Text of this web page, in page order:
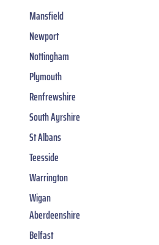
Mansfield
Newport
Nottingham
Plymouth
Renfrewshire
South Ayrshire
St Albans
Teesside
Warrington
Wigan
Aberdeenshire
Belfast